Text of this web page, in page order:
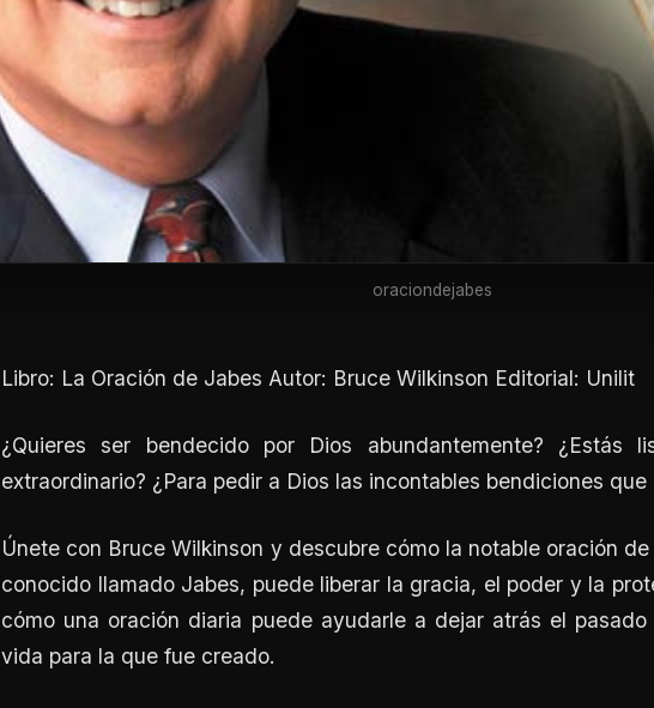
oraciondejabes
Libro: La Oración de Jabes Autor: Bruce Wilkinson Editorial: Unilit
¿Quieres ser bendecido por Dios abundantemente? ¿Estás
extraordinario? ¿Para pedir a Dios las incontables bendiciones que
Únete con Bruce Wilkinson y descubre cómo la notable oración
conocido llamado Jabes, puede liberar la gracia, el poder y la
cómo una oración diaria puede ayudarle a dejar atrás el
vida para la que fue creado.